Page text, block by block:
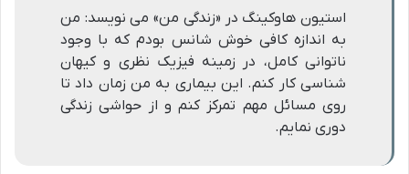
استیون هاوکینگ در «زندگی من» می نویسد: من
به اندازه کافی خوش شانس بودم که با وجود
ناتوانی کامل، در زمینه فیزیک نظری و کیهان
شناسی کار کنم. این بیماری به من زمان داد تا
روی مسائل مهم تمرکز کنم و از حواشی زندگی
دوری نمایم.